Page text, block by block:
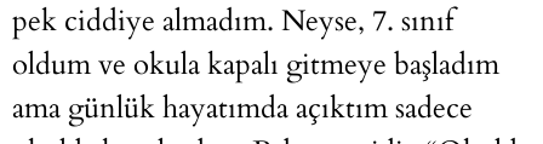
pek ciddiye almadım. Neyse, 7. sınıf
oldum ve okula kapalı gitmeye başladım
ama günlük hayatımda açıktım sadece